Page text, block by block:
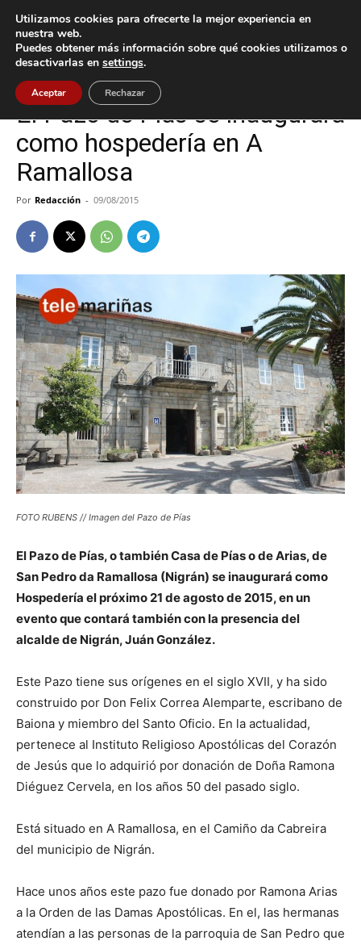
Inicio Nigrán
Nigrán
El Pazo de Pías se inaugurará
como hospedería en A
Ramallosa
Por Redacción - 09/08/2015
FOTO RUBENS // Imagen del Pazo de Pías
El Pazo de Pías, o también Casa de Pías o de Arias, de
San Pedro da Ramallosa (Nigrán) se inaugurará como
Hospedería el próximo 21 de agosto de 2015, en un
evento que contará también con la presencia del
alcalde de Nigrán, Juán González.
Este Pazo tiene sus orígenes en el siglo XVII, y ha sido
construido por Don Felix Correa Alemparte, escribano de
Baiona y miembro del Santo Oficio. En la actualidad,
pertenece al Instituto Religioso Apostólicas del Corazón
de Jesús que lo adquirió por donación de Doña Ramona
Diéguez Cervela, en los años 50 del pasado siglo.
Está situado en A Ramallosa, en el Camiño da Cabreira
del municipio de Nigrán.
Hace unos años este pazo fue donado por Ramona Arias
a la Orden de las Damas Apostólicas. En el, las hermanas
atendían a las personas de la parroquia de San Pedro que
Utilizamos cookies para ofrecerte la mejor experiencia en
nuestra web.
Puedes obtener más información sobre qué cookies utilizamos o
desactivarlas en settings.
Aceptar Rechazar